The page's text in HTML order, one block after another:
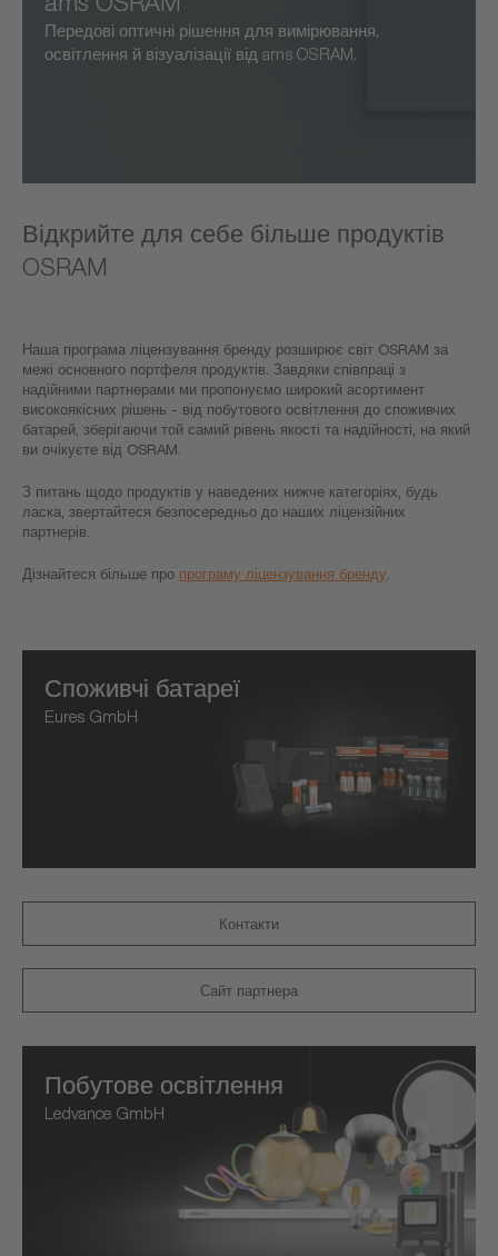
Передові оптичні рішення для вимірювання,
освітлення й візуалізації від ams OSRAM.
Відкрийте для себе більше продуктів
OSRAM
Наша програма ліцензування бренду розширює світ OSRAM за
межі основного портфеля продуктів. Завдяки співпраці з
надійними партнерами ми пропонуємо широкий асортимент
високоякісних рішень - від побутового освітлення до споживчих
батарей, зберігаючи той самий рівень якості та надійності, на який
ви очікуєте від OSRAM.
З питань щодо продуктів у наведених нижче категоріях, будь
ласка, звертайтеся безпосередньо до наших ліцензійних
партнерів.
Дізнайтеся більше про програму ліцензування бренду
Споживчі батареї
Eures GmbH
Контакти
Сайт партнера
Побутове освітлення
Ledvance GmbH